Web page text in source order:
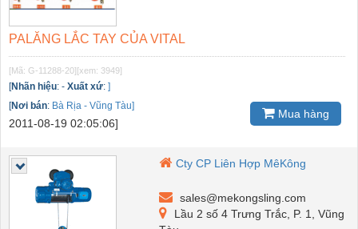
PALĂNG LẮC TAY CỦA VITAL
[Mã: G-11288-20][xem: 3949]
[Nhãn hiệu: - Xuất xứ: ]
[Nơi bán: Bà Rịa - Vũng Tàu]
2011-08-19 02:05:06]
Mua hàng
Cty CP Liên Hợp MêKông
sales@mekongsling.com
Lầu 2 số 4 Trưng Trắc, P. 1, Vũng